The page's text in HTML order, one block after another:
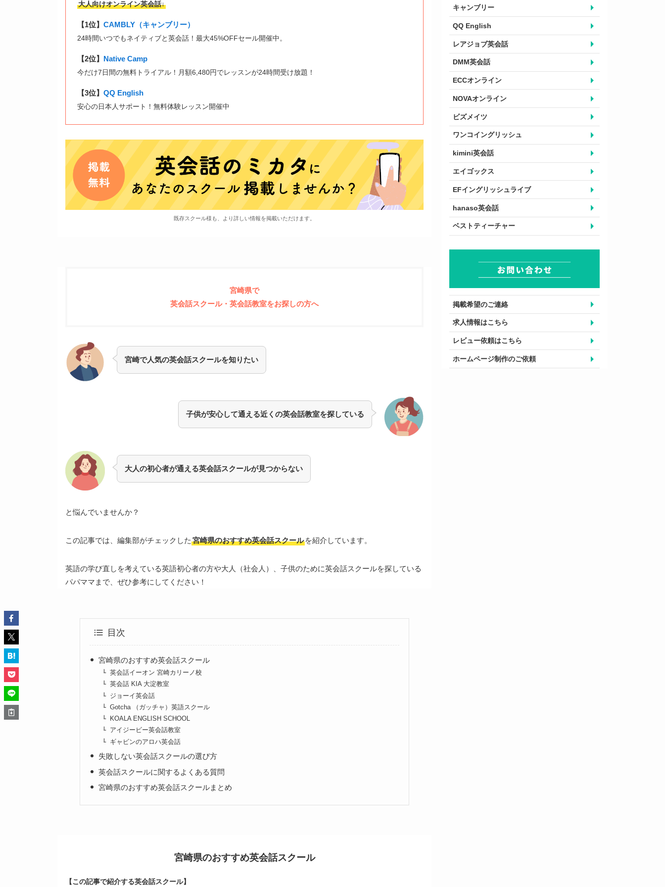
大人向けオンライン英会話↓
【1位】 CAMBLY（キャンブリー）
24時間いつでもネイティブと英会話！最大45%OFFセール開催中。
【2位】 Native Camp
今だけ7日間の無料トライアル！月額6,480円でレッスンが24時間受け放題！
【3位】 QQ English
安心の日本人サポート！無料体験レッスン開催中
既存スクール様も、より詳しい情報を掲載いただけます。
宮崎県で
英会話スクール・英会話教室をお探しの方へ
宮崎で人気の英会話スクールを知りたい
子供が安心して通える近くの英会話教室を探している
大人の初心者が通える英会話スクールが見つからない
と悩んでいませんか？
この記事では、編集部がチェックした 宮崎県のおすすめ英会話スクール を紹介しています。
英語の学び直しを考えている英語初心者の方や大人（社会人）、子供のために英会話スクールを探している
パパママまで、ぜひ参考にしてください！
目次
宮崎県のおすすめ英会話スクール
英会話イーオン 宮崎カリーノ校
英会話 KIA 大淀教室
ジョーイ英会話
Gotcha （ガッチャ）英語スクール
KOALA ENGLISH SCHOOL
アイジービー英会話教室
ギャビンのアロハ英会話
失敗しない英会話スクールの選び方
英会話スクールに関するよくある質問
宮崎県のおすすめ英会話スクールまとめ
宮崎県のおすすめ英会話スクール
【この記事で紹介する英会話スクール】
キャンブリー
QQ English
レアジョブ英会話
DMM英会話
ECCオンライン
NOVAオンライン
ビズメイツ
ワンコイングリッシュ
kimini英会話
エイゴックス
EFイングリッシュライブ
hanaso英会話
ベストティーチャー
掲載希望のご連絡
求人情報はこちら
レビュー依頼はこちら
ホームページ制作のご依頼